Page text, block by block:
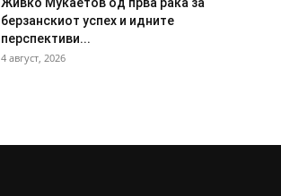
берзанскиот успех и идните
перспективи...
4 август, 2026